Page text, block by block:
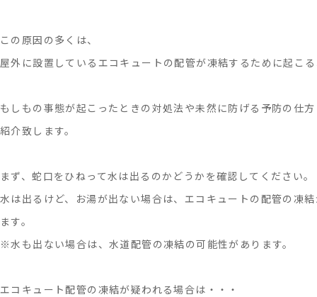
この原因の多くは、
屋外に設置しているエコキュートの配管が凍結するために起こ
もしもの事態が起こったときの対処法や未然に防げる予防の仕
紹介致します。
まず、蛇口をひねって水は出るのかどうかを確認してください。
水は出るけど、お湯が出ない場合は、エコキュートの配管の凍
ます。
※水も出ない場合は、水道配管の凍結の可能性があります。
エコキュート配管の凍結が疑われる場合は・・・